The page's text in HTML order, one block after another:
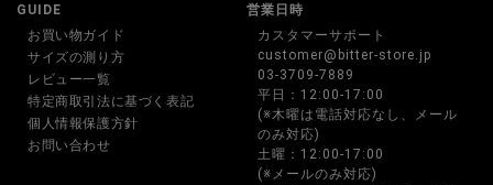
GUIDE
お買い物ガイド
サイズの測り方
レビュー一覧
特定商取引法に基づく表記
個人情報保護方針
お問い合わせ
営業日時
カスタマーサポート
customer@bitter-store.jp
03-3709-7889
平日：12:00-17:00
(※木曜は電話対応なし、メール
のみ対応)
土曜：12:00-17:00
(※メールのみ対応)